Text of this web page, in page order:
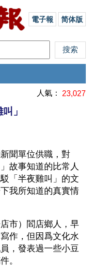
電子報 简体版
人氣： 23,027
」
聞單位供職，對
故事知道的比常人
「半夜雞叫」的文
我所知道的真實情
市）閻店鄉人，早
作，但因爲文化水
，發表過一些小豆
。